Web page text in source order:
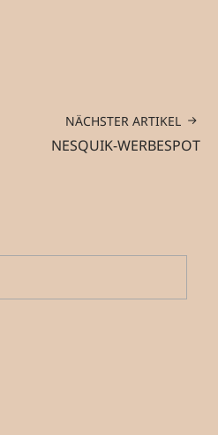
NÄCHSTER ARTIKEL
NESQUIK-WERBESPOT